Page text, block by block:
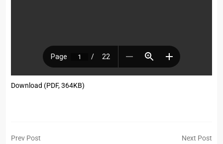
Download (PDF, 364KB)
Prev Post Next Post